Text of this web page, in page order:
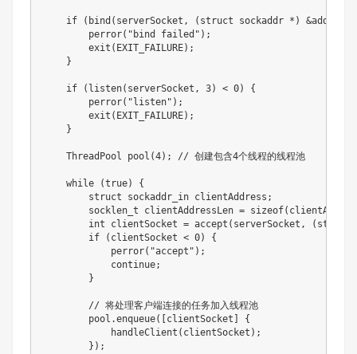
if (bind(serverSocket, (struct sockaddr *)
perror("bind failed");
exit(EXIT_FAILURE);
}
if (listen(serverSocket, 3) < 0) {
perror("listen");
exit(EXIT_FAILURE);
}
ThreadPool pool(4); // 创建包含4个线程的线程池
while (true) {
struct sockaddr_in clientAddress;
socklen_t clientAddressLen =
int clientSocket = accept(serverSocket, (struct
if (clientSocket < 0) {
perror("accept");
continue;
}
// 将处理客户端连接的任务加入线程池
pool.enqueue([clientSocket] {
handleClient(clientSocket);
});